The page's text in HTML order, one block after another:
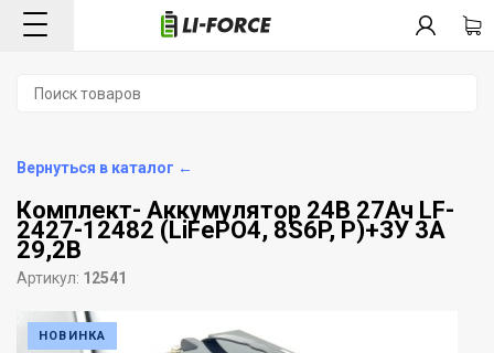
Вернуться в каталог ←
Комплект- Аккумулятор 24В 27Ач LF-
2427-12482 (LiFePO4, 8S6P, P)+ЗУ 3A
29,2В
Артикул: 12541
НОВИНКА